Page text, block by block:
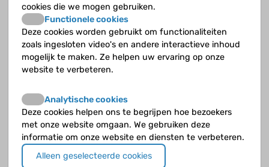
saasie op 9 mei 2015
Jade op 19 mei 2015
cookies die we mogen gebruiken.
Functionele cookies
Deze cookies worden gebruikt om functionaliteiten
zoals ingesloten video's en andere interactieve inhoud
mogelijk te maken. Ze helpen uw ervaring op onze
website te verbeteren.
Analytische cookies
Deze cookies helpen ons te begrijpen hoe bezoekers
met onze website omgaan. We gebruiken deze
informatie om onze website en diensten te verbeteren.
Alleen geselecteerde cookies